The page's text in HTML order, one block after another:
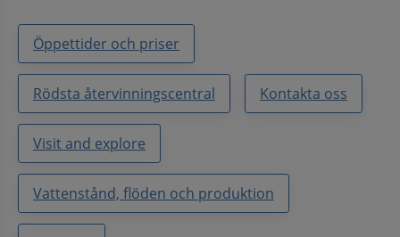
Öppettider och priser
Rödsta återvinningscentral Kontakta oss
Visit and explore
Vattenstånd, flöden och produktion